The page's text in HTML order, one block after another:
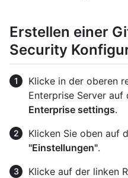
Erstellen einer
Security
Klicke in der oberen
Enterprise Server
Enterprise settings.
Klicken Sie oben auf
"Einstellungen".
Klicke auf der linken